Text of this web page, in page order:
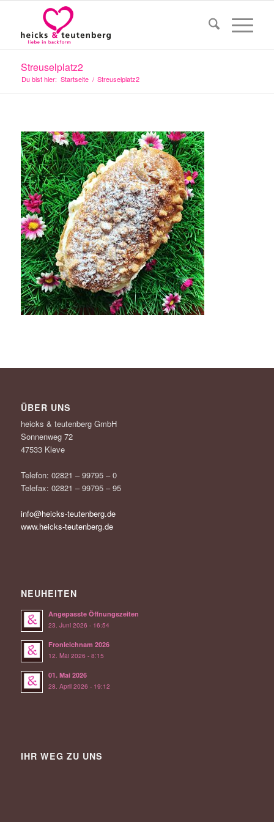
Streuselplatz2
Du bist hier: Startseite / Streuselplatz2
ÜBER UNS
heicks & teutenberg GmbH
Sonnenweg 72
47533 Kleve
Telefon: 02821 – 99795 – 0
Telefax: 02821 – 99795 – 95
info@heicks-teutenberg.de
www.heicks-teutenberg.de
NEUHEITEN
Angepasste Öffnungszeiten
23. Juni 2026 - 16:54
Fronleichnam 2026
12. Mai 2026 - 8:15
01. Mai 2026
28. April 2026 - 19:12
IHR WEG ZU UNS